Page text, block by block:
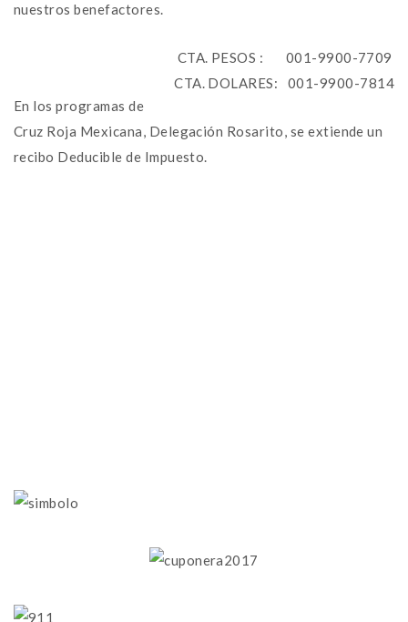
nuestros benefactores.
CTA. PESOS : 001-9900-7709
CTA. DOLARES: 001-9900-7814
En los programas de
Cruz Roja Mexicana, Delegación Rosarito, se extiende un
recibo Deducible de Impuesto.